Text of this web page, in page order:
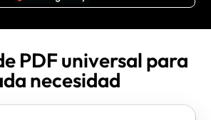
PDF universal para
necesidad